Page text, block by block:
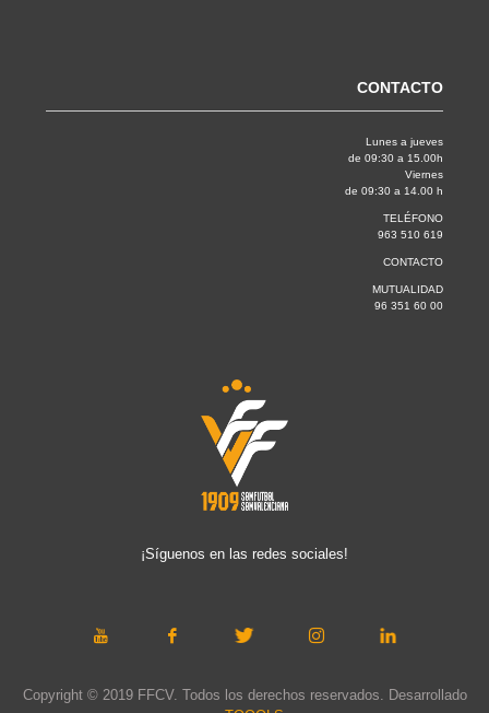
CONTACTO
Lunes a jueves
de 09:30 a 15.00h
Viernes
de 09:30 a 14.00 h
TELÉFONO
963 510 619
CONTACTO
MUTUALIDAD
96 351 60 00
¡Síguenos en las redes sociales!
Copyright © 2019 FFCV. Todos los derechos reservados. Desarrollado